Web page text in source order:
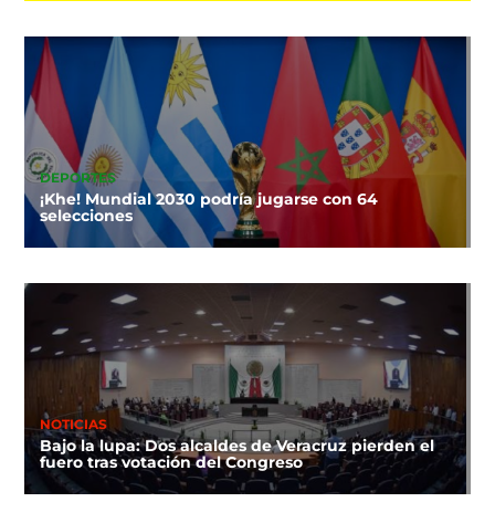
DEPORTES
¡Khe! Mundial 2030 podría jugarse con 64
selecciones
NOTICIAS
Bajo la lupa: Dos alcaldes de Veracruz pierden el
fuero tras votación del Congreso